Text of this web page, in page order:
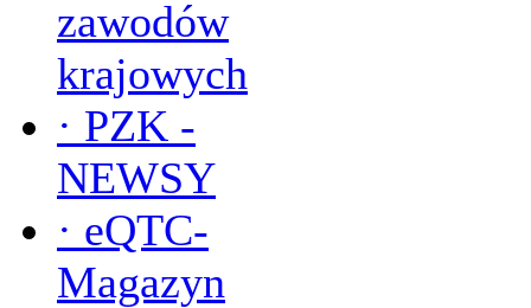
zawodów
krajowych
· PZK -
NEWSY
· eQTC-
Magazyn